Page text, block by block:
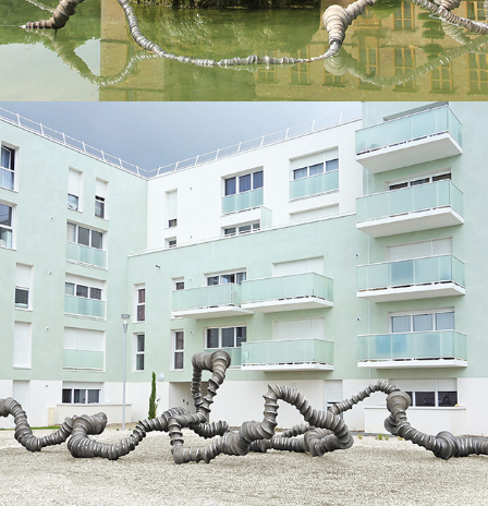
2016
JE PORTE TOUS VOS NOMS